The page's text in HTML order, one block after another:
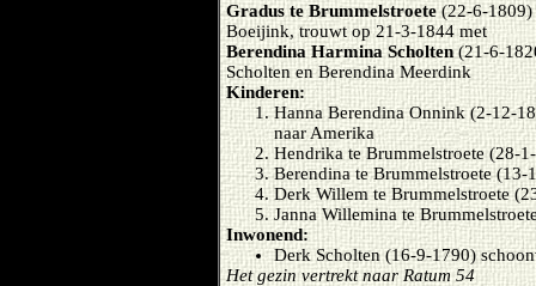
Gradus te Brummelstroete(22-6-1809)
Boeijink, trouwt op 21-3-1844 met
Berendina Harmina Scholten(21-6-
Scholten en Berendina Meerdink
Kinderen:
Hanna Berendina Onnink (2-12-
naar Amerika
Hendrika te Brummelstroete (28-
Berendina te Brummelstroete (13-
Derk Willem te Brummelstroete
Janna Willemina te
Inwonend:
Derk Scholten (16-9-1790)
Het gezin vertrekt naar Ratum 54